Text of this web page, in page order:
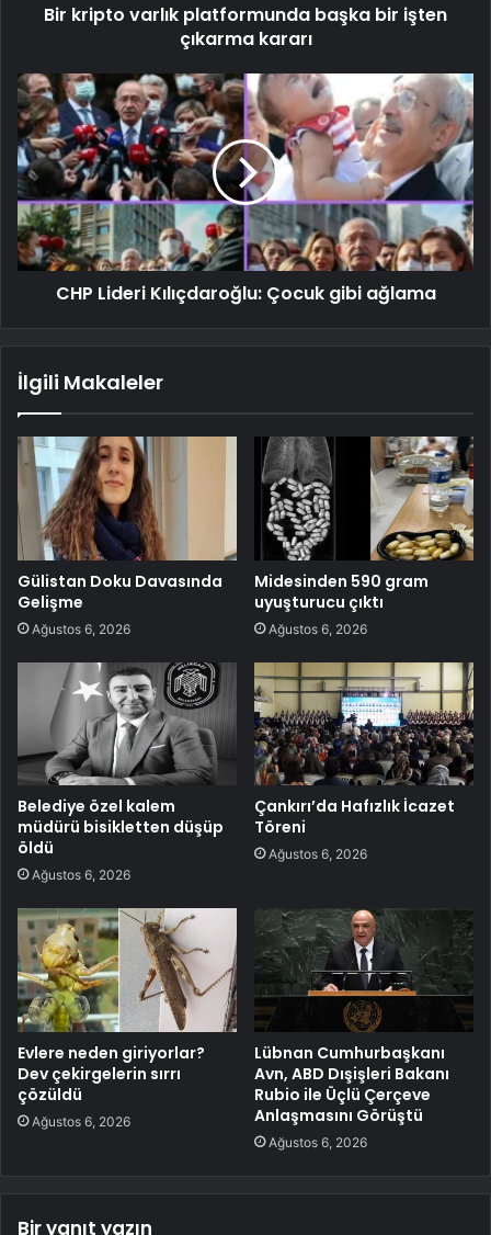
Bir kripto varlık platformunda başka bir işten
çıkarma kararı
CHP Lideri Kılıçdaroğlu: Çocuk gibi ağlama
İlgili Makaleler
Gülistan Doku Davasında
Gelişme
Ağustos 6, 2026
Midesinden 590 gram
uyuşturucu çıktı
Ağustos 6, 2026
Belediye özel kalem
müdürü bisikletten düşüp
öldü
Ağustos 6, 2026
Çankırı’da Hafızlık İcazet
Töreni
Ağustos 6, 2026
Evlere neden giriyorlar?
Dev çekirgelerin sırrı
çözüldü
Ağustos 6, 2026
Lübnan Cumhurbaşkanı
Avn, ABD Dışişleri Bakanı
Rubio ile Üçlü Çerçeve
Anlaşmasını Görüştü
Ağustos 6, 2026
Bir yanıt yazın